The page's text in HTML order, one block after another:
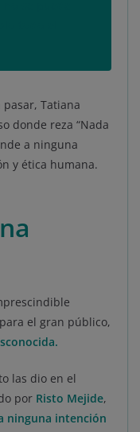
Tatiana
donde reza “Nada
a ninguna
y ética humana.
el gran público,
las dio en el
por Risto Mejide,
ninguna intención